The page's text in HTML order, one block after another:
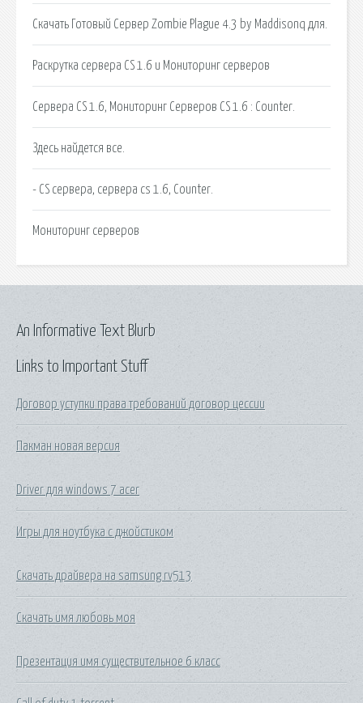
Скачать Готовый Сервер Zombie Plague 4.3 by Maddisonq для.
Раскрутка сервера CS 1.6 и Мониторинг серверов
Сервера CS 1.6, Мониторинг Серверов CS 1.6 : Counter.
Здесь найдется все.
- CS сервера, сервера cs 1.6, Counter.
Мониторинг серверов
Links to Important Stuff
Договор уступки права требований договор цессии
Пакман новая версия
Driver для windows 7 acer
Игры для ноутбука с джойстиком
Скачать драйвера на samsung rv513
Скачать имя любовь моя
Презентация имя существительное 6 класс
An Informative Text Blurb